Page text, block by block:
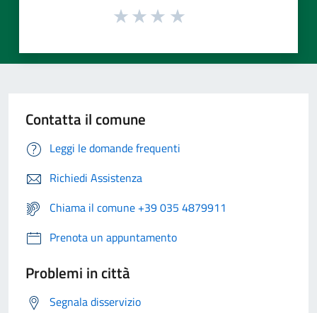
Contatta il comune
Leggi le domande frequenti
Richiedi Assistenza
Chiama il comune +39 035 4879911
Prenota un appuntamento
Problemi in città
Segnala disservizio